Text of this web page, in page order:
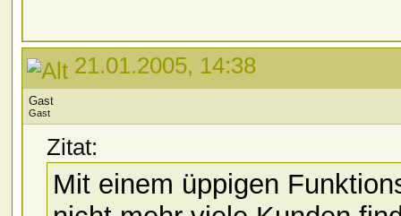
21.01.2005, 14:38
Gast
Gast
Zitat:
Mit einem üppigen